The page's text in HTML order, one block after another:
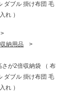
ダブル 掛け布団 毛
れ ）
>
収納用品
>
が2倍収納袋 （ 布
ダブル 掛け布団 毛
れ ）